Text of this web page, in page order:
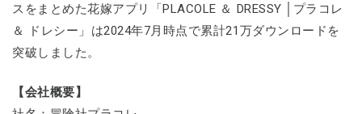
スをまとめた花嫁アプリ「PLACOLE ＆ DRESSY │プラコレ
＆ ドレシー」は2024年7月時点で累計21万ダウンロードを
突破しました。
【会社概要】